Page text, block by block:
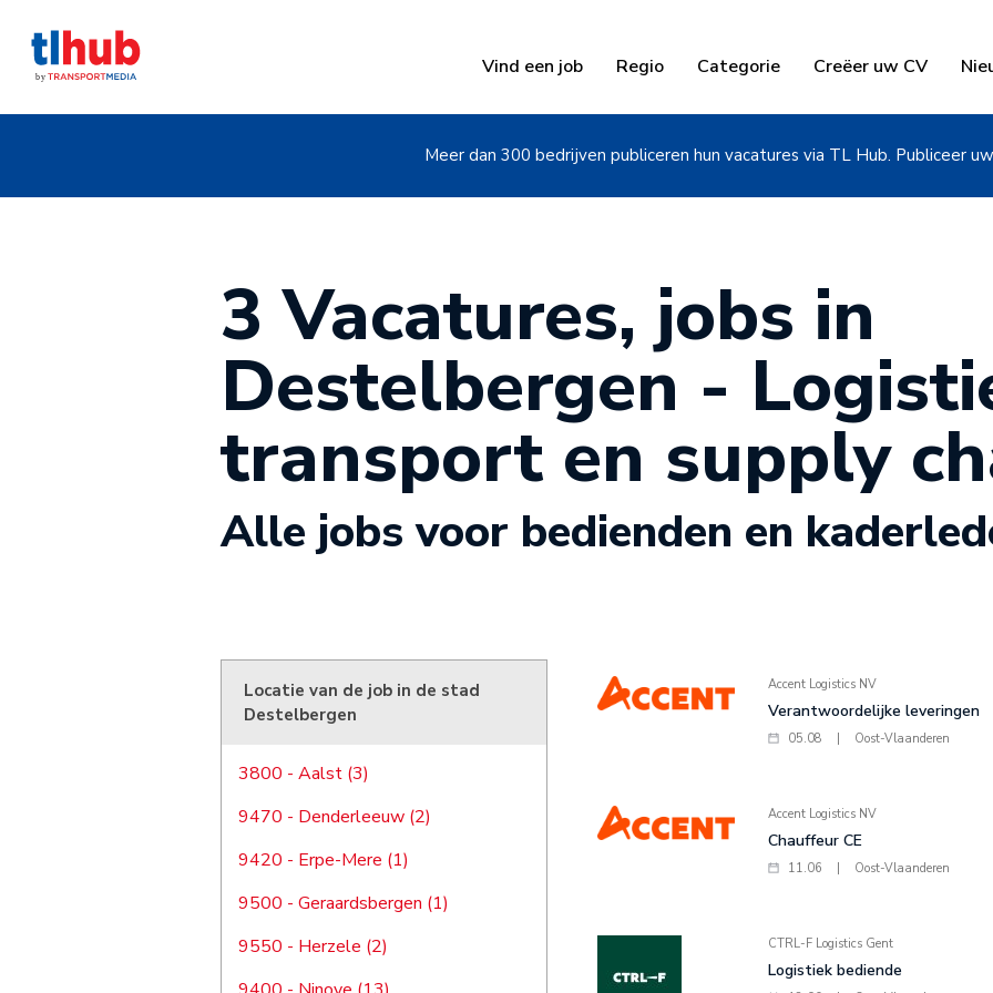
Vind een job Regio Categorie Creëer uw CV
Meer dan 300 bedrijven publiceren hun vacatures via TL Hub. Publiceer
3 Vacatures, jobs in
Destelbergen -
transport en supply
Alle jobs voor bedienden en
Locatie van de job in de stad
Destelbergen
3800 - Aalst (3)
9470 - Denderleeuw (2)
9420 - Erpe-Mere (1)
9500 - Geraardsbergen (1)
9550 - Herzele (2)
Accent Logistics NV
Verantwoordelijke leveringen
05.08 Oost-Vlaanderen
Accent Logistics NV
Chauffeur CE
11.06 Oost-Vlaanderen
CTRL-F Logistics Gent
Logistiek bediende